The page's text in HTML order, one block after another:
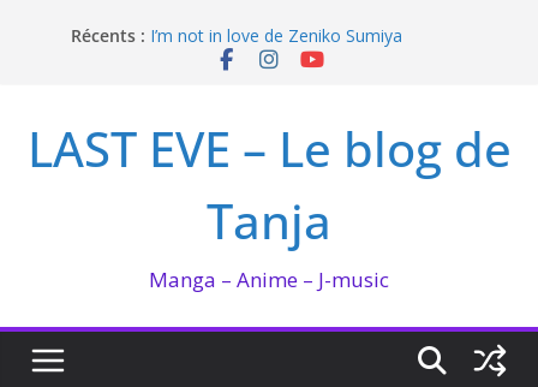
Récents : I’m not in love de Zeniko Sumiya
Hima-ten ! : La fée du logis et la PDG
Ma collection BANANA FISH
LAST EVE – Le blog de
Tanja
Manga – Anime – J-music